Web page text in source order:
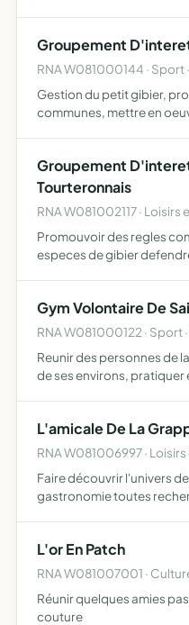
Groupement
RNA W081000144 · Sport
Gestion du petit gibier,
communes, mettre en
Groupement
Tourteronnais
RNA W081002117 · Loisirs
Promouvoir des regles
especes de gibier
Gym Volontaire De
RNA W081000122 · Sport
Reunir des personnes de
de ses environs,
L'amicale De La
RNA W081006997 ·
Faire découvrir l'univers
gastronomie toutes
promotion des terroir…
L'or En Patch
RNA W081007001 ·
Réunir quelques amies
couture